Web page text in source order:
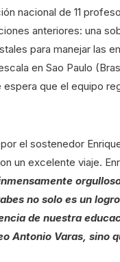
nacional de 11
anteriores: una
para manejar las
en Sao Paulo
que el equipo
el sostenedor
un excelente viaje.
no solo es un
de nuestra
Antonio Varas, sino